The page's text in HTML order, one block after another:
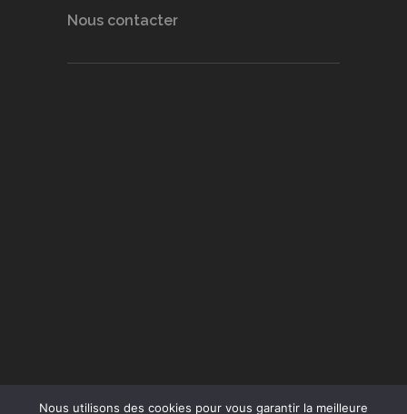
Nous contacter
Nous utilisons des cookies pour vous garantir la meilleure